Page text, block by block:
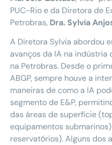
PUC-Rio e da Diretora de
Petrobras, Dra. Sylvia
A Diretora Sylvia abordou
avanços da IA na indústria
na Petrobras. Desde o
ABGP, sempre houve a
maneiras de como a IA
segmento de E&P,
das áreas de superfície
equipamentos
reservatórios). Alguns dos